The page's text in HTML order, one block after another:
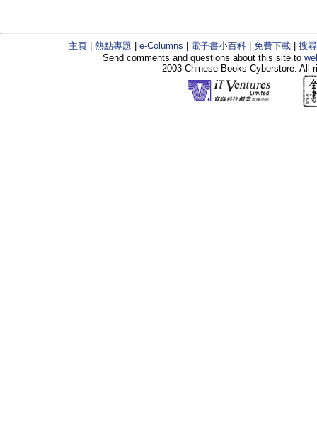
主頁 熱點專題 e-Columns 電子書小百科 免費下載
搜
Send comments and questions about this site to
2003 Chinese Books Cyberstore. All